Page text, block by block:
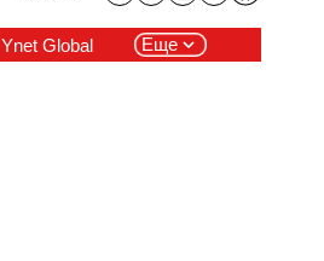
Ynet Global Еще